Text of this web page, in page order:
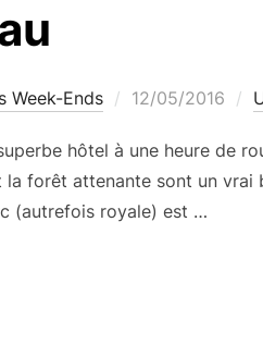
Week-Ends
Publié
12/05/2016
hôtel à une heure de
forêt attenante sont un vrai
(autrefois royale) est …
D’HÔTEL : LA DEMEURE DU